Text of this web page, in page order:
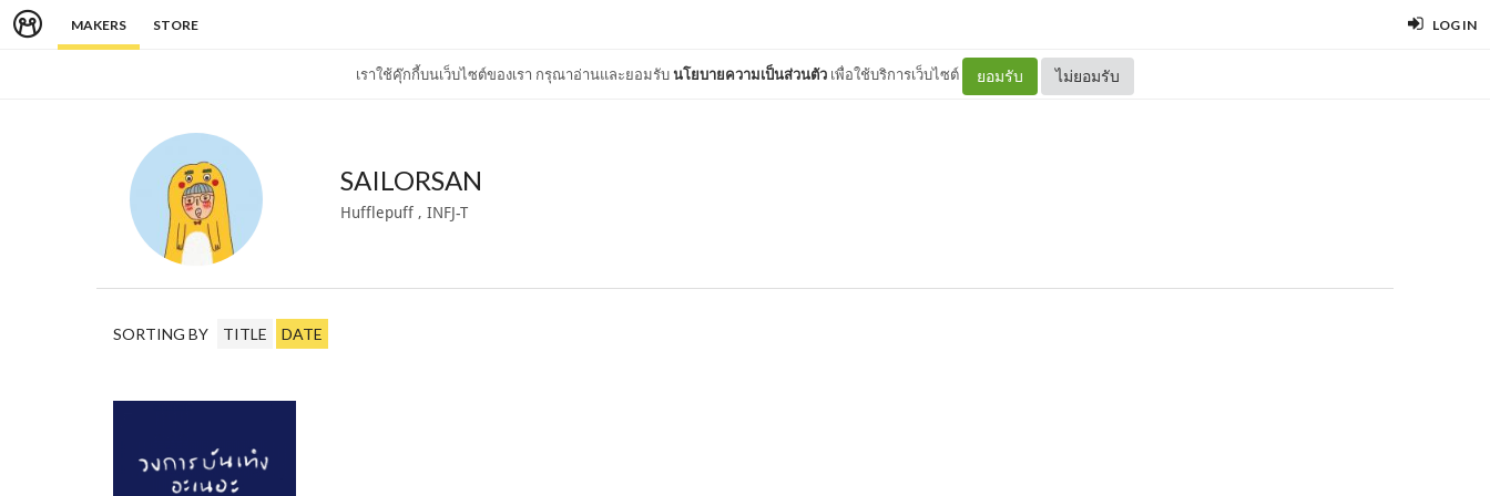
MAKERS STORE LOG IN
เราใช้คุ๊กกี้บนเว็บไซต์ของเรา กรุณาอ่านและยอมรับนโยบายความเป็นส่วนตัว เพื่อใช้บริการเว็บไซต์ ยอมรับ ไม่ยอมรับ
SAILORSAN
Hufflepuff , INFJ-T
SORTING BY TITLE DATE